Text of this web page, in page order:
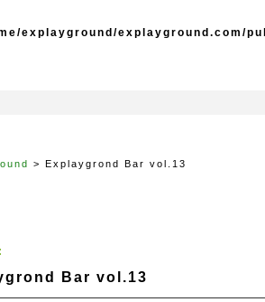
explayground/explayground.com/
> Explaygrond Bar vol.13
Bar vol.13